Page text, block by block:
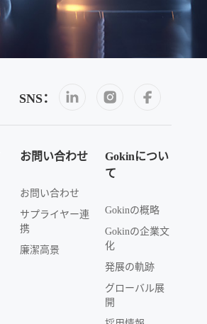
SNS：
お問い合わせ
お問い合わせ
サプライヤー連
携
廉潔高景
Gokinについ
て
Gokinの概略
Gokinの企業文
化
発展の軌跡
グローバル展
開